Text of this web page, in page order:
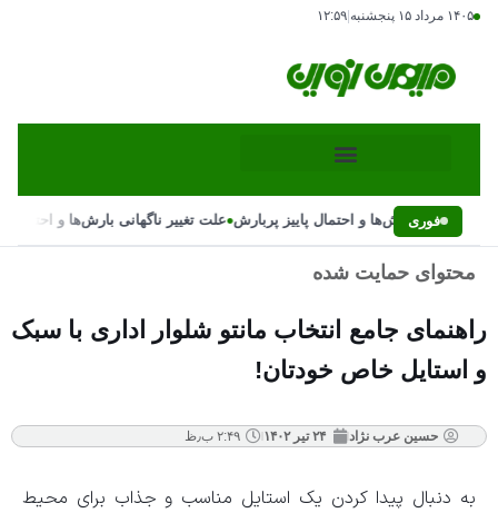
۱۴۰۵ مرداد ۱۵ پنجشنبه ۱۲:۵۹
فوری
ناگهانی بارش‌ها و احتمال پاییز پربارش•علت تغییر ناگهانی بارش‌ها و احتمال
محتوای حمایت شده
راهنمای جامع انتخاب مانتو شلوار اداری با سبک
و استایل خاص خودتان!
حسین عرب نژاد ۲۴ تیر ۱۴۰۲ ۲:۴۹ ب٫ظ
به دنبال پیدا کردن یک استایل مناسب و جذاب برای محیط